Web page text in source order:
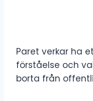
Paret verkar ha
förståelse och
borta från